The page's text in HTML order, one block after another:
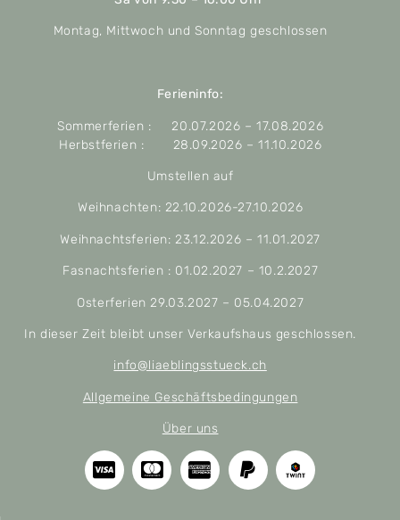
Montag, Mittwoch und Sonntag geschlossen
Ferieninfo:
Sommerferien : 20.07.2026 – 17.08.2026
Herbstferien : 28.09.2026 – 11.10.2026
Umstellen auf
Weihnachten: 22.10.2026-27.10.2026
Weihnachtsferien: 23.12.2026 – 11.01.2027
Fasnachtsferien : 01.02.2027 – 10.2.2027
Osterferien 29.03.2027 – 05.04.2027
In dieser Zeit bleibt unser Verkaufshaus geschlossen.
info@liaeblingsstueck.ch
Allgemeine Geschäftsbedingungen
Über uns